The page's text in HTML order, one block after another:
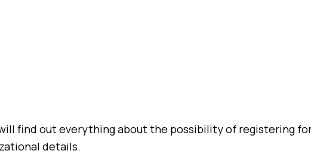
find out everything about the possibility of registering
details.